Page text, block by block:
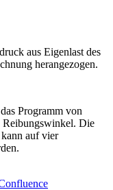
aus Eigenlast des
herangezogen.
Programm von
Reibungswinkel. Die
auf vier